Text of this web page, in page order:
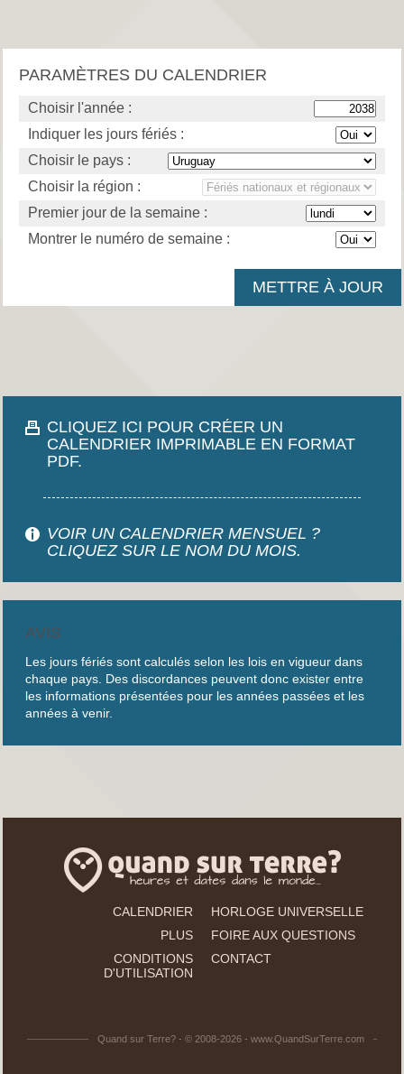
PARAMÈTRES DU CALENDRIER
Choisir l'année :
Indiquer les jours fériés :
Choisir le pays :
Choisir la région :
Premier jour de la semaine :
Montrer le numéro de semaine :
CLIQUEZ ICI POUR CRÉER UN
CALENDRIER IMPRIMABLE EN FORMAT
PDF.
VOIR UN CALENDRIER MENSUEL ?
CLIQUEZ SUR LE NOM DU MOIS.
AVIS
Les jours fériés sont calculés selon les lois en vigueur dans
chaque pays. Des discordances peuvent donc exister entre
les informations présentées pour les années passées et les
années à venir.
CALENDRIER
HORLOGE UNIVERSELLE
PLUS
FOIRE AUX QUESTIONS
CONDITIONS
D'UTILISATION
CONTACT
Quand sur Terre? - © 2008-2026 - www.QuandSurTerre.com